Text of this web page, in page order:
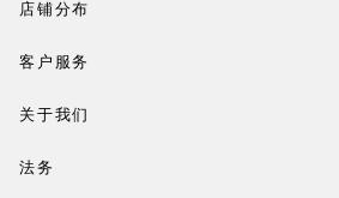
店铺分布
客户服务
关于我们
法务